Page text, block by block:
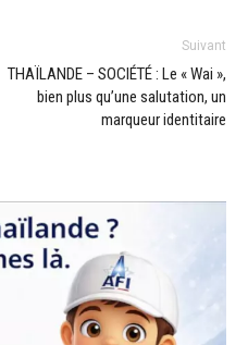
Suivant
THAÏLANDE – SOCIÉTÉ : Le « Wai »,
bien plus qu’une salutation, un
marqueur identitaire